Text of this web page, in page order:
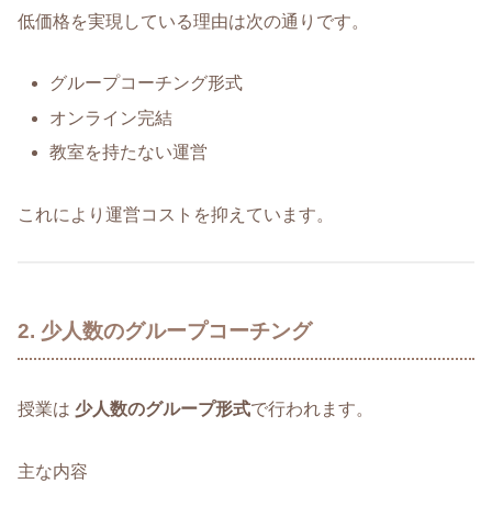
低価格を実現している理由は次の通りです。
グループコーチング形式
オンライン完結
教室を持たない運営
これにより運営コストを抑えています。
2. 少人数のグループコーチング
授業は 少人数のグループ形式で行われます。
主な内容